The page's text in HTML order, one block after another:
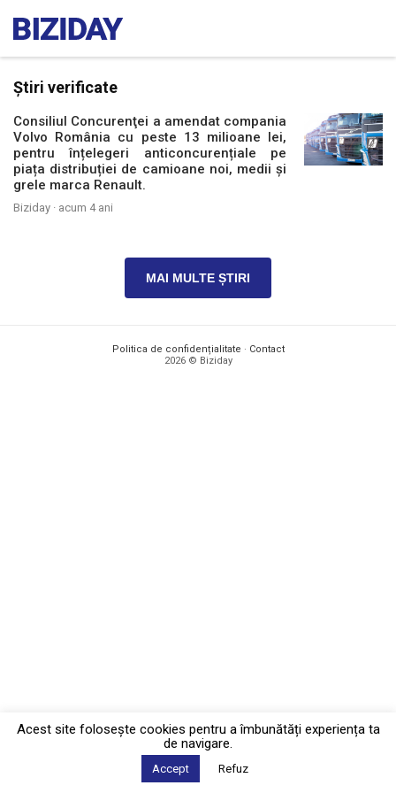
Știri verificate
Consiliul Concurenţei a amendat compania
Volvo România cu peste 13 milioane lei,
pentru înțelegeri anticoncurențiale pe
piața distribuției de camioane noi, medii și
grele marca Renault.
Biziday · acum 4 ani
MAI MULTE ȘTIRI
Politica de confidențialitate · Contact
2026 © Biziday
Acest site foloseşte cookies pentru a îmbunătăți experiența ta
de navigare.
Accept Refuz